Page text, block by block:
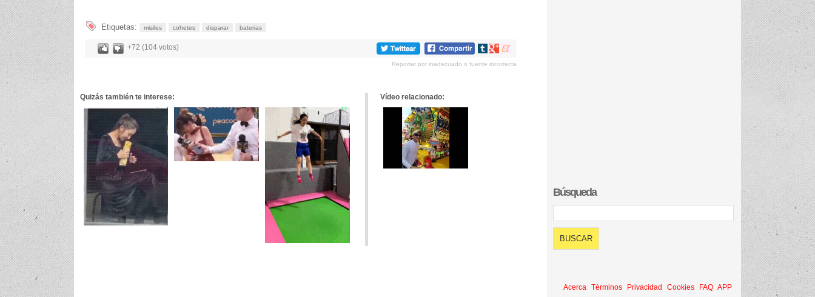
Etiquetas: misiles cohetes disparar baterias
+72 (104 votos)
Compartir
tumblr
Compartir
Google+
Compartir
meneame
Reportar por inadecuado o fuente incorrecta
Quizás también te interese: Vídeo relacionado:
Búsqueda
Acerca Términos Privacidad Cookies FAQ APP